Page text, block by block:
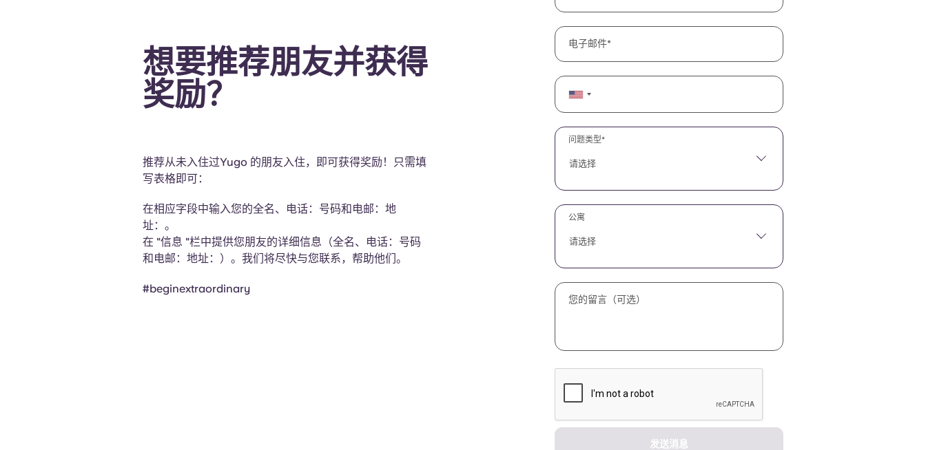
想要推荐朋友并获得
奖励？
推荐从未入住过Yugo 的朋友入住，即可获得奖励！只需填
写表格即可：
在相应字段中输入您的全名、电话：号码和电邮：地
址：。
在 "信息 "栏中提供您朋友的详细信息（全名、电话：号码
和电邮：地址：）。我们将尽快与您联系，帮助他们。
#beginextraordinary
电子邮件
请选择
问题类型*
请选择
公寓
您的留言（可选）
发送消息